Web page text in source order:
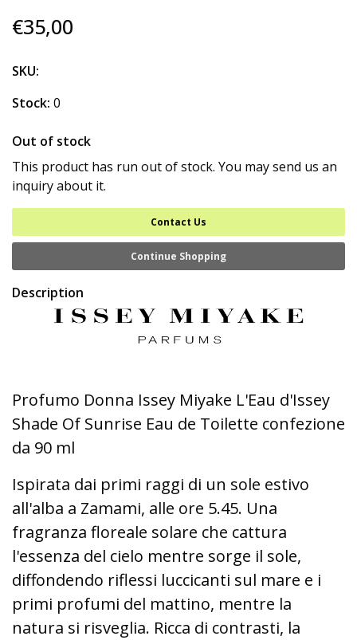
€35,00
SKU:
Stock: 0
Out of stock
This product has run out of stock. You may send us an
inquiry about it.
Contact Us
Continue Shopping
Description
Profumo Donna Issey Miyake L'Eau d'Issey
Shade Of Sunrise Eau de Toilette confezione
da 90 ml
Ispirata dai primi raggi di un sole estivo
all'alba a Zamami, alle ore 5.45. Una
fragranza floreale solare che cattura
l'essenza del cielo mentre sorge il sole,
diffondendo riflessi luccicanti sul mare e i
primi profumi del mattino, mentre la
natura si risveglia. Ricca di contrasti, la